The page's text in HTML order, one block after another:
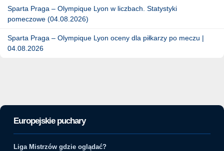
Sparta Praga – Olympique Lyon w liczbach. Statystyki
pomeczowe (04.08.2026)
Sparta Praga – Olympique Lyon oceny dla piłkarzy po meczu |
04.08.2026
Europejskie puchary
Liga Mistrzów gdzie oglądać?